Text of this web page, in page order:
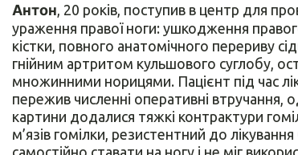
Антон , 20 років, поступив в центр для
ураження правої ноги: ушкодження
кістки, повного анатомічного перериву
гнійним артритом кульшового суглобу,
множинними норицями. Пацієнт під час
пережив численні оперативні втручання,
картини додалися тяжкі контрактури
м’язів гомілки, резистентний до
самостійно ставати на ногу і не міг